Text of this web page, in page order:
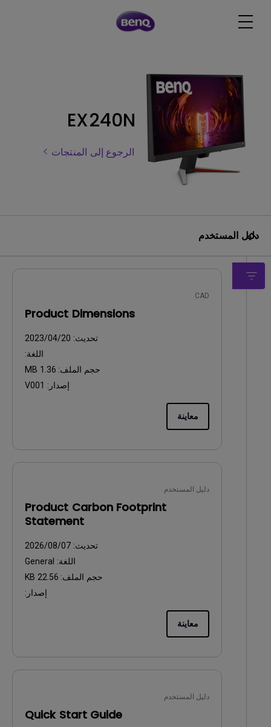
EX240N
الرجوع إلى المنتجات
دليل المستخدم
CAD
Product Dimensions
تحديث: 2023/04/20
اللغة:
حجم الملف: 1.36 MB
إصدار: V001
معاينة
دليل المستخدم
Product Carbon Footprint
Statement
تحديث: 2026/08/07
اللغة: General
حجم الملف: 22.56 KB
إصدار:
معاينة
دليل المستخدم
Quick Start Guide